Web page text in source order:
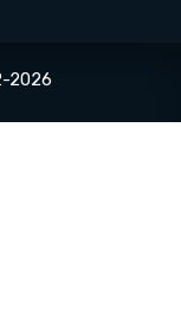
2026